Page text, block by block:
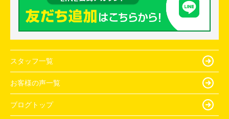
スタッフ一覧
お客様の声一覧
ブログトップ